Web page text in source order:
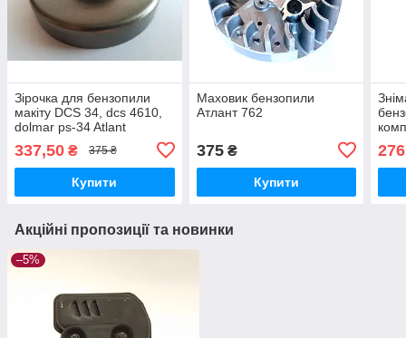
Зірочка для бензопили
макіту DCS 34, dcs 4610,
dolmar ps-34 Atlant
337,50 ₴ 375 ₴
Купити
Маховик бензопили
Атлант 762
375₴
Купити
276
Акційні пропозиції та новинки
–5%